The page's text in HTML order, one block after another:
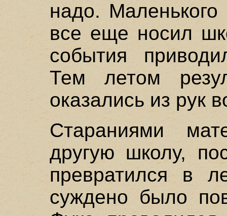
надо.
все еще носил
события
Тем летом
оказались из рук
Стараниями
другую школу,
превратился в
суждено было